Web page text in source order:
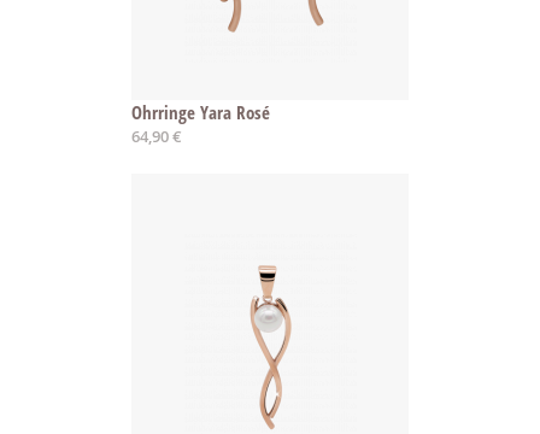
Ohrringe Yara Rosé
64,90 €